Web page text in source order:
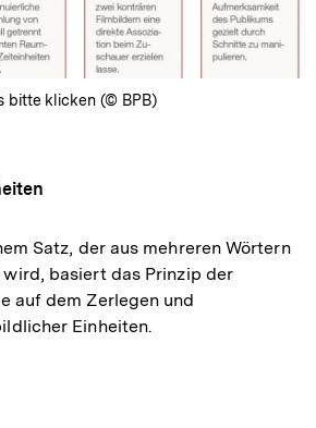
bitte klicken (© BPB)
Satz, der aus mehreren Wörtern
basiert das Prinzip der
auf dem Zerlegen und
Einheiten.